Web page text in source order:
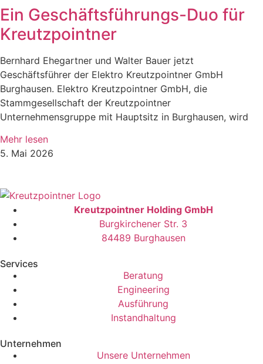
Ein Geschäftsführungs-Duo für
Kreutzpointner
Bernhard Ehegartner und Walter Bauer jetzt
Geschäftsführer der Elektro Kreutzpointner GmbH
Burghausen. Elektro Kreutzpointner GmbH, die
Stammgesellschaft der Kreutzpointner
Unternehmensgruppe mit Hauptsitz in Burghausen, wird
Mehr lesen
5. Mai 2026
Kreutzpointner Holding GmbH
Burgkirchener Str. 3
84489 Burghausen
Services
Beratung
Engineering
Ausführung
Instandhaltung
Unternehmen
Unsere Unternehmen